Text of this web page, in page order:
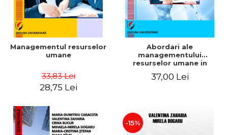
Managementul resurselor
umane
33,83 Lei
28,75 Lei
Abordari ale
managementului
resurselor umane in
37,00 Lei
-15%